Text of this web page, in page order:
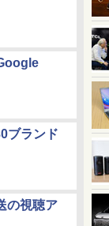
ブランド
の視聴ア